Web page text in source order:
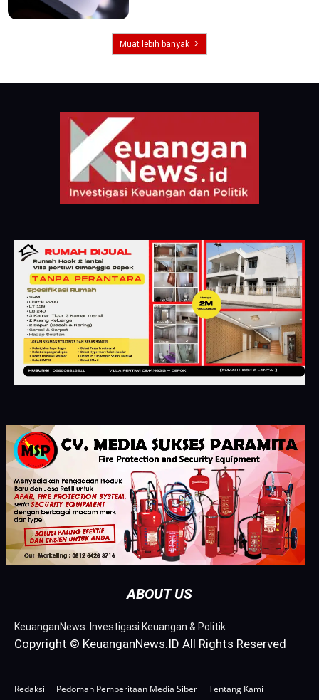
Muat lebih banyak
ABOUT US
KeuanganNews: Investigasi Keuangan & Politik
Copyright © KeuanganNews.ID All Rights Reserved
Redaksi Pedoman Pemberitaan Media Siber
Tentang Kami